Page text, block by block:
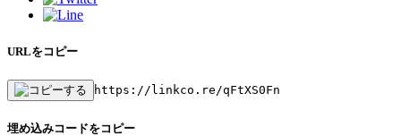
URLをコピー
https://linkco.re/qFtXS0Fn
埋め込みコードをコピー